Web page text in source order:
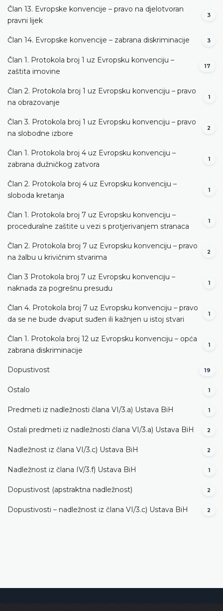
Član 13. Evropske konvencije – pravo na djelotvoran
pravni lijek
3
Član 14. Evropske konvencije – zabrana diskriminacije 3
Član 1. Protokola broj 1 uz Evropsku konvenciju –
zaštita imovine
17
Član 2. Protokola broj 1 uz Evropsku konvenciju – pravo
na obrazovanje
1
Član 3. Protokola broj 1 uz Evropsku konvenciju – pravo
na slobodne izbore
2
Član 1. Protokola broj 4 uz Evropsku konvenciju –
zabrana dužničkog zatvora
1
Član 2. Protokola broj 4 uz Evropsku konvenciju –
sloboda kretanja
1
Član 1. Protokola broj 7 uz Evropsku konvenciju –
proceduralne zaštite u vezi s protjerivanjem stranaca
1
Član 2. Protokola broj 7 uz Evropsku konvenciju – pravo
na žalbu u krivičnim stvarima
2
Član 3 Protokola broj 7 uz Evropsku konvenciju –
naknada za pogrešnu presudu
1
Član 4. Protokola broj 7 uz Evropsku konvenciju – pravo
da se ne bude dvaput suđen ili kažnjen u istoj stvari
1
Član 1. Protokola broj 12 uz Evropsku konvenciju – opća
zabrana diskriminacije
1
Dopustivost 19
Ostalo 1
Predmeti iz nadležnosti člana VI/3.а) Ustava BiH 1
Ostali predmeti iz nadležnosti člana VI/3.а) Ustava BiH 2
Nadležnost iz člana VI/3.c) Ustava BiH 2
Nadležnost iz člana IV/3.f) Ustava BiH 1
Dopustivost (apstraktna nadležnost) 2
Dopustivosti – nadležnost iz člana VI/3.c) Ustava BiH 2